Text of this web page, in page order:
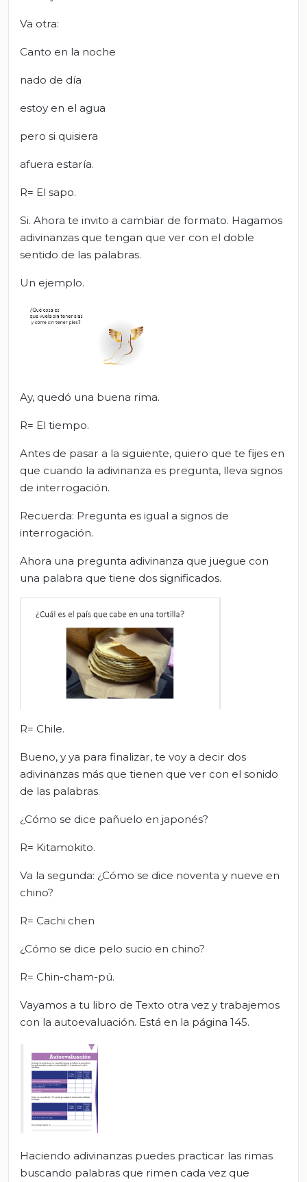
Va otra:
Canto en la noche
nado de día
estoy en el agua
pero si quisiera
afuera estaría.
R= El sapo.
Si. Ahora te invito a cambiar de formato. Hagamos
adivinanzas que tengan que ver con el doble
sentido de las palabras.
Un ejemplo.
Ay, quedó una buena rima.
R= El tiempo.
Antes de pasar a la siguiente, quiero que te fijes en
que cuando la adivinanza es pregunta, lleva signos
de interrogación.
Recuerda: Pregunta es igual a signos de
interrogación.
Ahora una pregunta adivinanza que juegue con
una palabra que tiene dos significados.
R= Chile.
Bueno, y ya para finalizar, te voy a decir dos
adivinanzas más que tienen que ver con el sonido
de las palabras.
¿Cómo se dice pañuelo en japonés?
R= Kitamokito.
Va la segunda: ¿Cómo se dice noventa y nueve en
chino?
R= Cachi chen
¿Cómo se dice pelo sucio en chino?
R= Chin-cham-pú.
Vayamos a tu libro de Texto otra vez y trabajemos
con la autoevaluación. Está en la página 145.
Haciendo adivinanzas puedes practicar las rimas
buscando palabras que rimen cada vez que